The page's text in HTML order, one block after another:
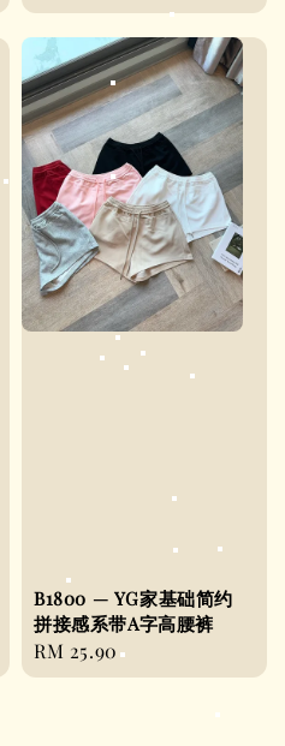
price
B1800 — YG家基础简约
拼接感系带A字高腰裤
Regular
price
RM 25.90